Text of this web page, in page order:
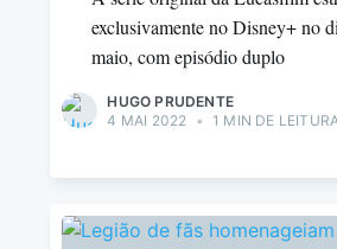
exclusivamente no Disney+ no
maio, com episódio duplo
HUGO PRUDENTE
4 MAI 2022
• 1 MIN DE